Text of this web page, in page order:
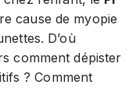
cause de myopie
D’où
comment dépister
? Comment